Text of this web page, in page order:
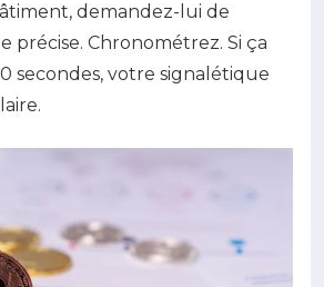
demandez-lui de
précise. Chronométrez. Si ça
secondes, votre signalétique